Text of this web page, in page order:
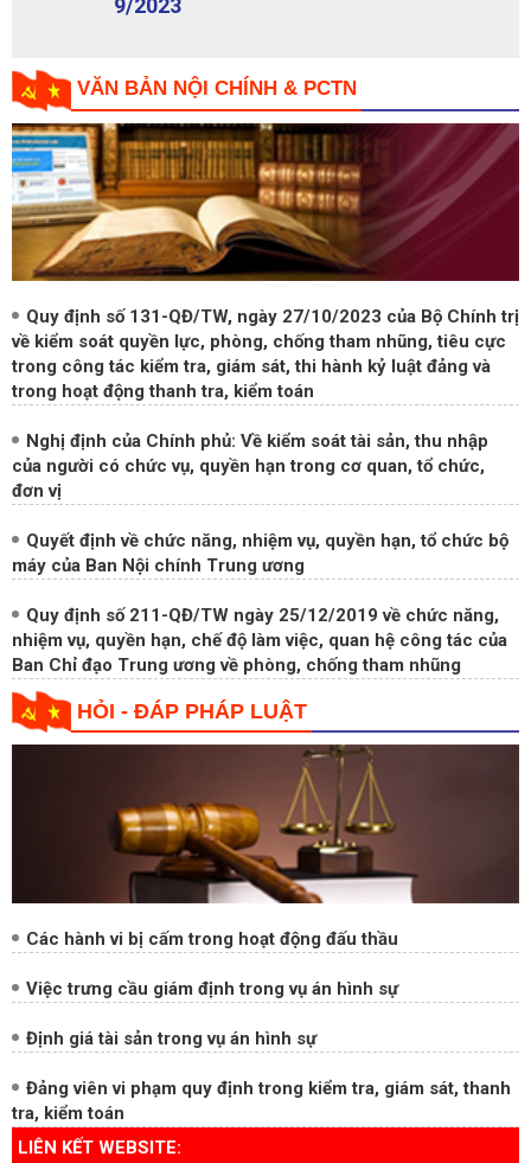
VĂN BẢN NỘI CHÍNH & PCTN
Quy định số 131-QĐ/TW, ngày 27/10/2023 của Bộ Chính trị
về kiểm soát quyền lực, phòng, chống tham nhũng, tiêu cực
trong hoạt động thanh tra, kiểm toán
Nghị định của Chính phủ: Về kiểm soát tài sản, thu nhập
của người có chức vụ, quyền hạn trong cơ quan, tổ chức,
Quyết định về chức năng, nhiệm vụ, quyền hạn, tổ chức bộ
máy của Ban Nội chính Trung ương
Quy định số 211-QĐ/TW ngày 25/12/2019 về chức năng,
nhiệm vụ, quyền hạn, chế độ làm việc, quan hệ công tác của
HỎI - ĐÁP PHÁP LUẬT
Các hành vi bị cấm trong hoạt động đấu thầu
tra, kiểm toán
LIÊN KẾT WEBSITE: